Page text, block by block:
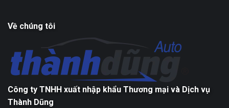
Về chúng tôi
Công ty TNHH xuất nhập khẩu Thương mại và Dịch vụ
Thành Dũng